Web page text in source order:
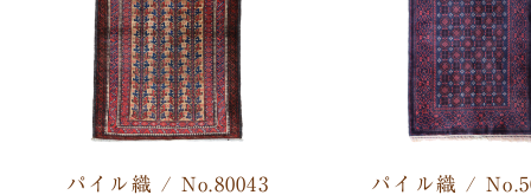
パイル織 / No.80043 パイル織 /